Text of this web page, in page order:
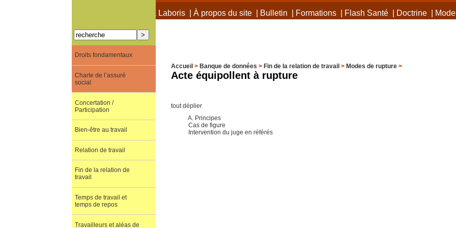
À propos de Terra Laboris| À propos du site| Bulletin Formations| Flash Santé| Doctrine|
Accueil > Banque de données > Fin de la relation de travail > Modes de rupture>
Acte équipollent à rupture
tout déplier
A. Principes
Cas de figure
Intervention du juge en référés
Droits fondamentaux
Charte de l’assuré
social
Concertation /
Participation
Bien-être au travail
Relation de travail
Fin de la relation de
travail
Temps de travail et
temps de repos
Travailleurs et aléas de